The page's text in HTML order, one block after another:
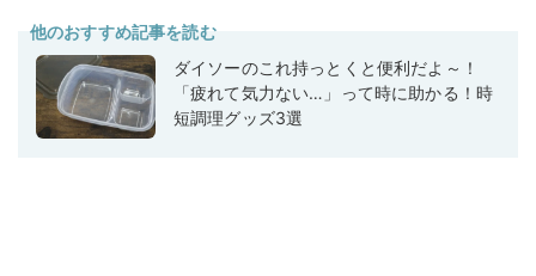
他のおすすめ記事を読む
ダイソーのこれ持っとくと便利だよ～！
「疲れて気力ない…」って時に助かる！時
短調理グッズ3選